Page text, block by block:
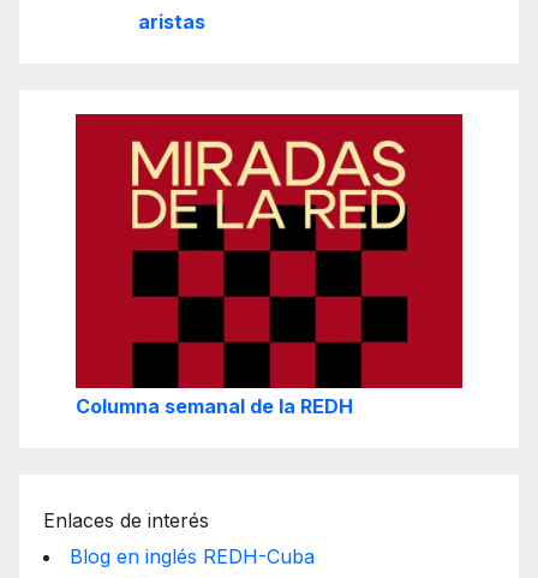
aristas
Columna semanal de la REDH
Enlaces de interés
Blog en inglés REDH-Cuba